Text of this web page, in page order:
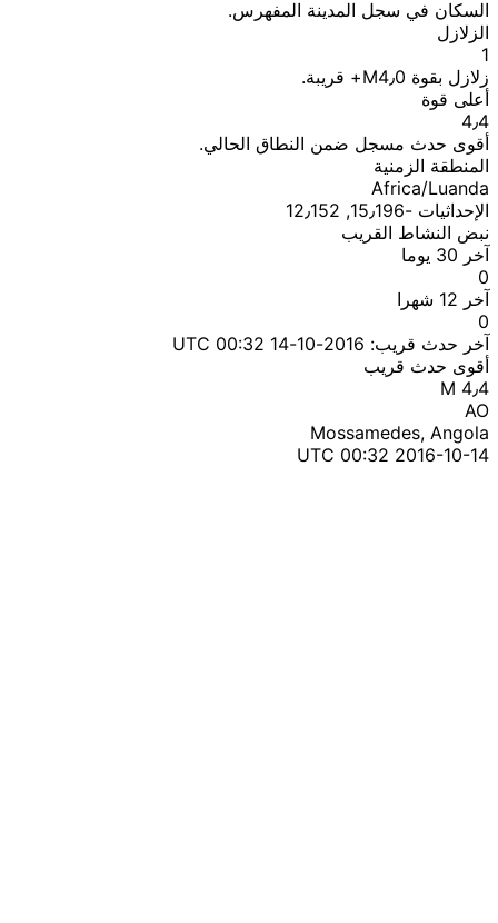
السكان في سجل المدينة المفهرس.
الزلازل
1
زلازل بقوة M4٫0+ قريبة.
أعلى قوة
4٫4
أقوى حدث مسجل ضمن النطاق الحالي.
المنطقة الزمنية
Africa/Luanda
الإحداثيات ؜-15٫196, 12٫152
نبض النشاط القريب
آخر 30 يوما
0
آخر 12 شهرا
0
آخر حدث قريب: 2016-10-14 00:32 UTC
أقوى حدث قريب
M 4٫4
AO
Mossamedes, Angola
2016-10-14 00:32 UTC